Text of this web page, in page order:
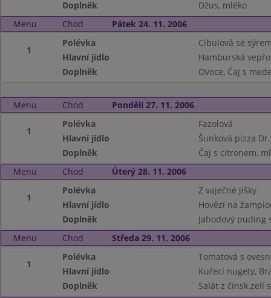
Doplněk
Džus, mléko
Menu
Chod Pátek 24. 11. 2006
1
Polévka
Cibulová se
Hlavní jídlo
Hamburská
Doplněk
Ovoce, Čaj s
Menu Chod Pondělí 27. 11. 2006
1
Polévka
Fazolová
Hlavní jídlo
Šunková pizza
Doplněk
Čaj s citronem,
Menu
Chod Úterý 28. 11. 2006
1
Polévka
Z vaječné jíšky
Hlavní jídlo
Hovězí na
Doplněk
Jahodový puding
Menu
Chod Středa 29. 11. 2006
1
Polévka
Tomatová s
Hlavní jídlo
Kuřecí nugety,
Doplněk
Salát z čínsk.zelí